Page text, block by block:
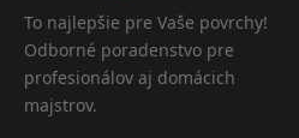
To najlepšie pre Vaše povrchy!
Odborné poradenstvo pre
profesionálov aj domácich
majstrov.